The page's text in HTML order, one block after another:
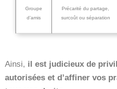
Groupe
d’amis
Précarité du partage,
surcoût ou séparation
Ainsi, il est judicieux de
autorisées et d’affiner vos